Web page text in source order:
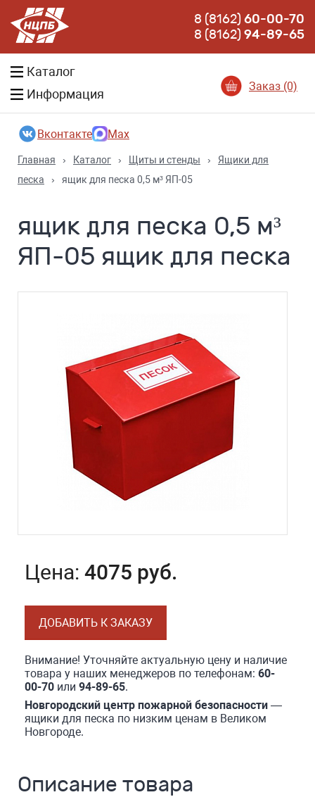
8 (8162)60-00-70
8 (8162)94-89-65
Каталог
Информация
Заказ (0)
Вконтакте Max
Главная › Каталог › Щиты и стенды ›
Ящики для
песка
› ящик для песка 0,5 м³ ЯП-05
ящик для песка 0,5 м³
ЯП-05 ящик для песка
Цена: 4075 руб.
ДОБАВИТЬ К ЗАКАЗУ
Внимание! Уточняйте актуальную цену и наличие
товара у наших менеджеров по телефонам: 60-
00-70 или 94-89-65.
Новгородский центр пожарной безопасности —
ящики для песка по низким ценам в Великом
Новгороде.
Описание товара